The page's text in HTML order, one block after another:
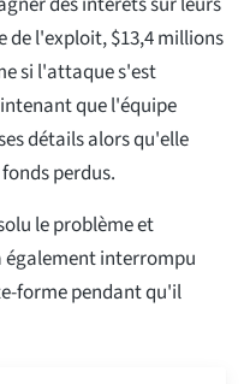
de l'exploit, $13,4 millions
si l'attaque s'est
que l'équipe
détails alors qu'elle
perdus.
le problème et
également interrompu
forme pendant qu'il